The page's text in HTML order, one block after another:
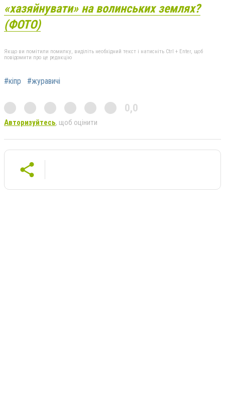
«хазяйнувати» на волинських землях?
(ФОТО)
Якщо ви помітили помилку, виділіть необхідний текст і натисніть Ctrl + Enter, щоб
повідомити про це редакцію
#кіпр #журавичі
0,0
Авторизуйтесь, щоб оцінити